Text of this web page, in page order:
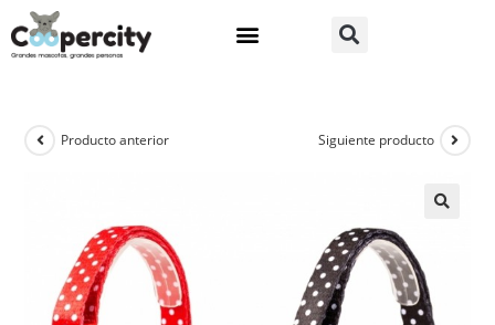
Producto anterior Siguiente producto